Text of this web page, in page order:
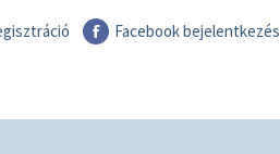
Facebook bejelentkezés